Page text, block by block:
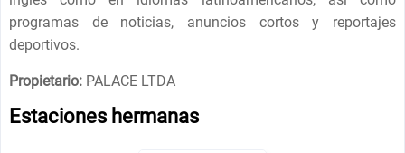
programas de noticias, anuncios cortos y reportajes
deportivos.
Propietario: PALACE LTDA
Estaciones hermanas